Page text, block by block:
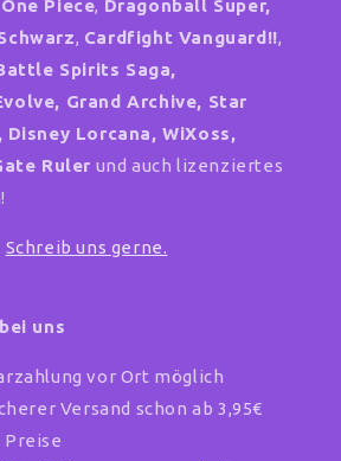
One Piece, Dragonball Super,
, Cardfight Vanguard!!,
Spirits Saga,
Grand Archive, Star
Disney Lorcana, WiXoss,
Ruler und auch lizenziertes
Schreib uns gerne.
uns
vor Ort möglich
Versand schon ab 3,95€